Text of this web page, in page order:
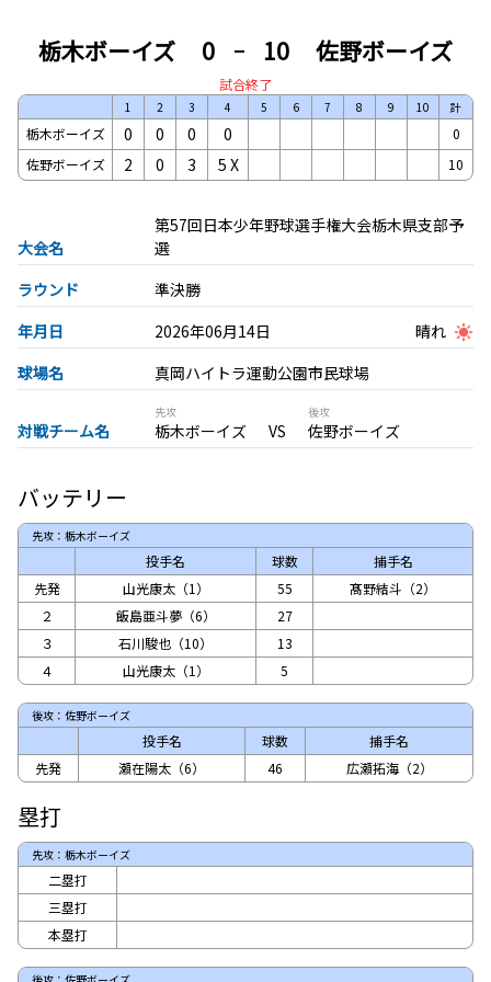
栃木ボーイズ 0 佐野ボーイズ
10
試合終了
1 2 3 4 5 6 7 8 9 10 計
栃木ボーイズ 0 0 0 0
0
佐野ボーイズ
2 0 3 5 X 10
大会名
第57回日本少年野球選手権大会栃木県支部予
選
ラウンド
準決勝
年月日
2026年06月14日
晴れ
球場名
真岡ハイトラ運動公園市民球場
対戦チーム名
先攻
栃木ボーイズ
後攻
佐野ボーイズ
バッテリー
先攻：栃木ボーイズ
投手名 球数
捕手名
先発
山光康太（1） 55
髙野結斗（2）
２
飯島亜斗夢（6）
27
３
石川駿也（10）
13
４
山光康太（1） 5
後攻：佐野ボーイズ
投手名 球数
捕手名
先発
瀬在陽太（6） 46 広瀬拓海（2）
塁打
先攻：栃木ボーイズ
二塁打
三塁打
本塁打